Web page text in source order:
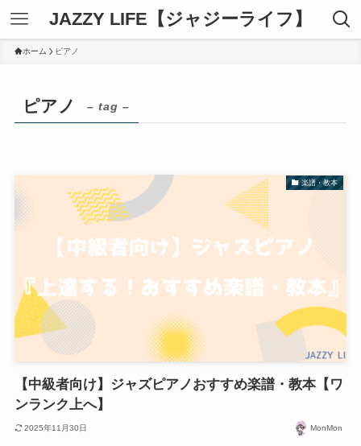
JAZZY LIFE【ジャジーライフ】
ホーム ピアノ
ピアノ – tag –
楽譜・教本
【中級者向け】ジャズピアノおすすめ楽譜・教本【ワ
ンランク上へ】
2025年11月30日 MonMon